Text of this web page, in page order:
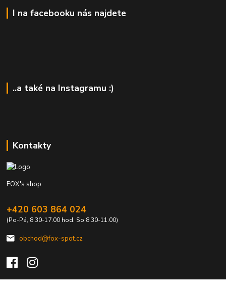
I na facebooku nás najdete
..a také na Instagramu :)
Kontakty
FOX's shop
+420 603 864 024
(Po-Pá, 8.30-17.00 hod. So 8.30-11.00)
obchod@fox-spot.cz